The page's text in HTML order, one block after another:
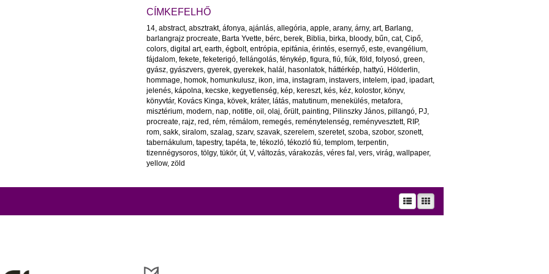
CÍMKEFELHŐ
14, abstract, absztrakt, áfonya, ajánlás, allegória, apple, arany, árny, art, Barlang,
barlangrajz procreate, Barta Yvette, bérc, berek, Biblia, birka, bloody, bűn, cat, Cipő,
colors, digital art, earth, égbolt, entrópia, epifánia, érintés, esernyő, este, evangélium,
fájdalom, fekete, feketerigó, fellángolás, fénykép, figura, fiú, fiúk, föld , folyosó, green,
gyász, gyászvers, gyerek, gyerekek, halál , hasonlatok, háttérkép, hattyú, Hölderlin,
hommage, homok, homunkulusz, ikon, ima, instagram, instavers, intelem, ipad , ipadart,
jelenés, kápolna, kecske, kegyetlenség, kép, kereszt, kés, kéz, kolostor, könyv,
könyvtár, Kovács Kinga, kövek, kráter, látás, matutinum, menekülés, metafora,
misztérium, modern, nap, notitle, oil , olaj, őrült, painting, Pilinszky János, pillangó, PJ,
procreate, rajz, red , rém, rémálom, remegés, reménytelenség, reményvesztett, RIP,
rom, sakk, siralom, szalag, szarv, szavak, szerelem, szeretet, szoba, szobor, szonett,
tabernákulum, tapestry, tapéta, te, tékozló, tékozló fiú, templom, terpentin,
tizennégysoros, tölgy, tükör, út, V, változás, várakozás, véres fal , vers, virág, wallpaper,
yellow, zöld